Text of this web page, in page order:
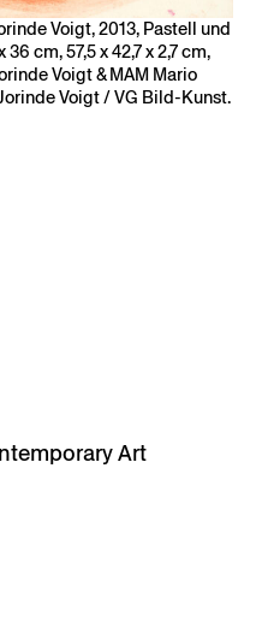
Voigt, 2013, Pastell und
cm, 57,5 x 42,7 x 2,7 cm,
Voigt & MAM Mario
Voigt / VG Bild-Kunst.
Art